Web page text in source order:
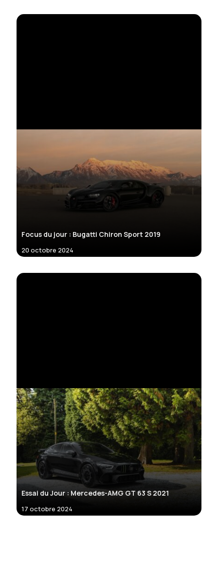
Focus du jour : Bugatti Chiron Sport 2019
20 octobre 2024
Essai du Jour : Mercedes-AMG GT 63 S 2021
17 octobre 2024